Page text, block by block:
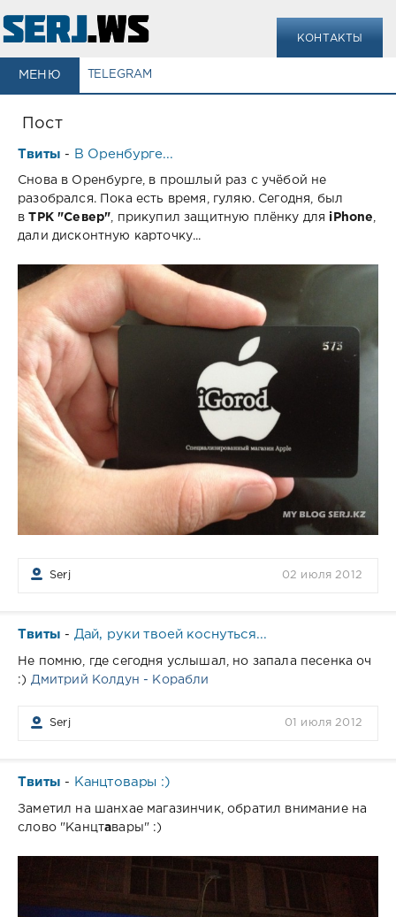
КОНТАКТЫ
МЕНЮ TELEGRAM
Пост
Твиты - В Оренбурге...
Снова в Оренбурге, в прошлый раз с учёбой не
разобрался. Пока есть время, гуляю. Сегодня, был
в
ТРК "Север", прикупил защитную плёнку для iPhone,
дали дисконтную карточку...
Serj 02 июля 2012
Твиты - Дай, руки твоей коснуться...
Не помню, где сегодня услышал, но запала песенка оч
:) Дмитрий Колдун - Корабли
Serj 01 июля 2012
Твиты - Канцтовары :)
Заметил на шанхае магазинчик, обратил внимание на
слово "Канцтавары" :)